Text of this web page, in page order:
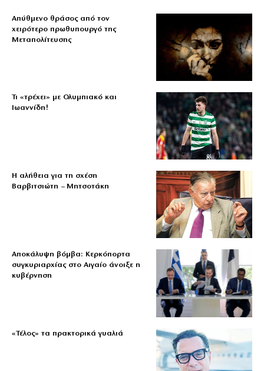
Απύθμενο θράσος από τον
χειρότερο πρωθυπουργό της
Μεταπολίτευσης
Τι «τρέχει» με Ολυμπιακό και
Ιωαννίδη!
Η αλήθεια για τη σχέση
Βαρβιτσιώτη – Μητσοτάκη
Αποκάλυψη βόμβα: Κερκόπορτα
συγκυριαρχίας στο Αιγαίο άνοιξε η
κυβέρνηση
«Τέλος» τα πρακτορικά γυαλιά